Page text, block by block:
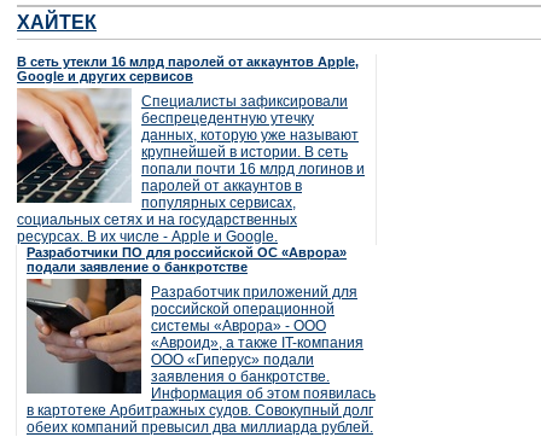
ХАЙТЕК
В сеть утекли 16 млрд паролей от аккаунтов Apple,
Google и других сервисов
Специалисты зафиксировали
беспрецедентную утечку
данных, которую уже называют
крупнейшей в истории. В сеть
попали почти 16 млрд логинов и
паролей от аккаунтов в
популярных сервисах,
социальных сетях и на государственных
ресурсах. В их числе - Apple и Google.
Разработчики ПО для российской ОС «Аврора»
подали заявление о банкротстве
Разработчик приложений для
российской операционной
системы «Аврора» - ООО
«Авроид», а также IT-компания
ООО «Гиперус» подали
заявления о банкротстве.
Информация об этом появилась
в картотеке Арбитражных судов. Совокупный долг
обеих компаний превысил два миллиарда рублей.